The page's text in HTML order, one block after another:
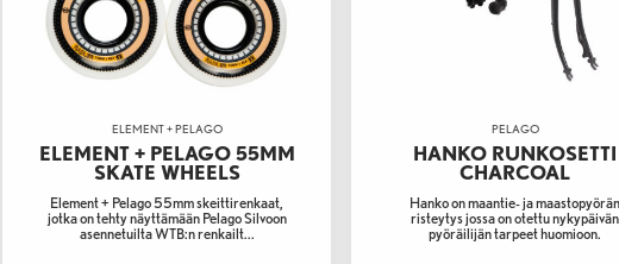
ELEMENT + PELAGO
ELEMENT + PELAGO 55MM
SKATE WHEELS
Element + Pelago 55mm skeittirenkaat,
jotka on tehty näyttämään Pelago Silvoon
asennetuilta WTB:n renkailt...
PELAGO
HANKO RUNKOSETTI
CHARCOAL
Hanko on maantie- ja
risteytys jossa on otettu nykypäivän
pyöräilijän tarpeet huomioon.